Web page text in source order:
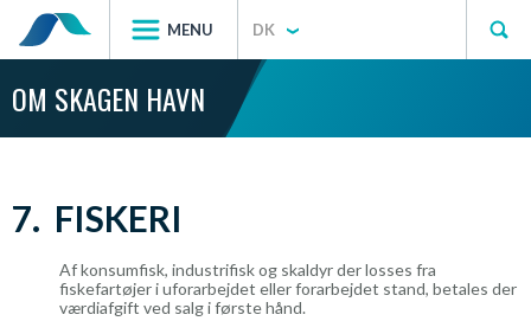
MENU DK
OM SKAGEN HAVN
7. FISKERI
Af konsumfisk, industrifisk og skaldyr der losses fra
fiskefartøjer i uforarbejdet eller forarbejdet stand, betales der
værdiafgift ved salg i første hånd.